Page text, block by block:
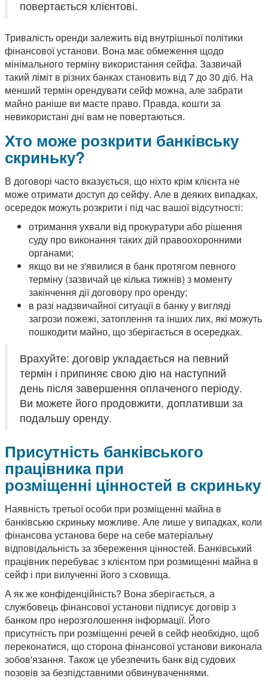
повертається клієнтові.
Тривалість оренди залежить від внутрішньої політики
фінансової установи. Вона має обмеження щодо
мінімального терміну використання сейфа. Зазвичай
такий ліміт в різних банках становить від 7 до 30 діб. На
менший термін орендувати сейф можна, але забрати
майно раніше ви маєте право. Правда, кошти за
невикористані дні вам не повертаються.
Хто може розкрити банківську
скриньку?
В договорі часто вказується, що ніхто крім клієнта не
може отримати доступ до сейфу. Але в деяких випадках,
осередок можуть розкрити і під час вашої відсутності:
отримання ухвали від прокуратури або рішення
суду про виконання таких дій правоохоронними
органами;
якщо ви не з'явилися в банк протягом певного
терміну (зазвичай це кілька тижнів) з моменту
закінчення дії договору про оренду;
в разі надзвичайної ситуації в банку у вигляді
загрози пожежі, затоплення та інших лих, які можуть
пошкодити майно, що зберігається в осередках.
Врахуйте: договір укладається на певний
термін і припиняє свою дію на наступний
день після завершення оплаченого періоду.
Ви можете його продовжити, доплативши за
подальшу оренду.
Присутність банківського
працівника при
розміщенні цінностей в скриньку
Наявність третьої особи при розміщенні майна в
банківськю скриньку можливе. Але лише у випадках, коли
фінансова установа бере на себе матеріальну
відповідальність за збереження цінностей. Банківський
працівник перебуває з клієнтом при розмищенні майна в
сейф і при вилученні його з сховища.
А як же конфіденційність? Вона зберігається, а
службовець фінансової установи підписує договір з
банком про нерозголошення інформації. Його
присутність при розміщенні речей в сейф необхідно, щоб
переконатися, що сторона фінансової установи виконала
зобов'язання. Також це убезпечить банк від судових
позовів за безпідставними обвинуваченнями.